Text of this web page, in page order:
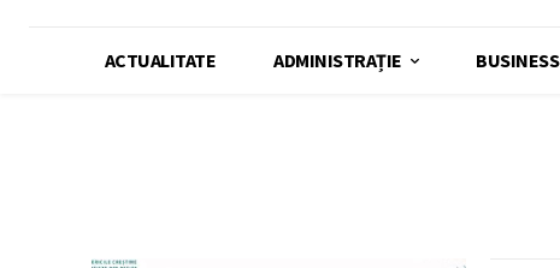
ACTUALITATE ADMINISTRAȚIE BUSINESS